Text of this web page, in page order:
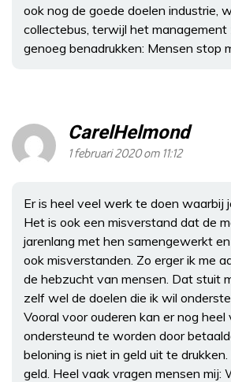
ook nog de goede doelen industrie,
collectebus, terwijl het
genoeg benadrukken: Mensen stop
CarelHelmond
1 februari 2020 om 11:12
Er is heel veel werk te doen
Het is ook een misverstand dat de
jarenlang met hen samengewerkt
ook misverstanden. Zo erger ik me
de hebzucht van mensen. Dat stuit
zelf wel de doelen die ik wil
Vooral voor ouderen kan er nog
ondersteund te worden door
beloning is niet in geld uit te
geld. Heel vaak vragen mensen